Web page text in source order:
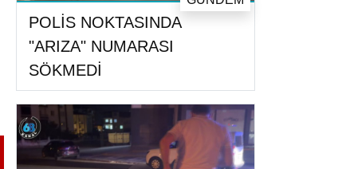
POLİS NOKTASINDA
"ARIZA" NUMARASI
SÖKMEDİ